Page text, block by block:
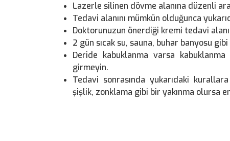
Lazerle silinen dövme alanına düzenli
Tedavi alanını mümkün olduğunca
Doktorunuzun önerdiği kremi tedavi
2 gün sıcak su, sauna, buhar banyosu
Deride kabuklanma varsa
girmeyin.
Tedavi sonrasında yukarıdaki
şişlik, zonklama gibi bir yakınma olursa